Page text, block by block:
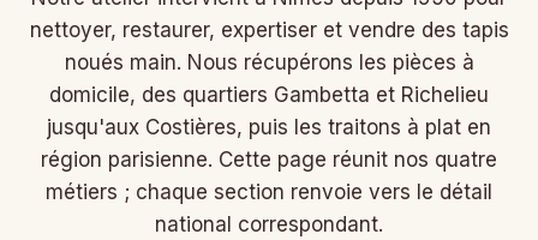
nettoyer, restaurer, expertiser et vendre des tapis
noués main. Nous récupérons les pièces à
domicile, des quartiers Gambetta et Richelieu
jusqu'aux Costières, puis les traitons à plat en
région parisienne. Cette page réunit nos quatre
métiers ; chaque section renvoie vers le détail
national correspondant.